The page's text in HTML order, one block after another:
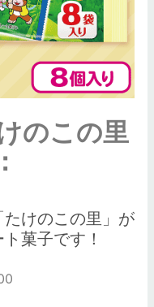
のこの里
けのこの里」が
菓子です！